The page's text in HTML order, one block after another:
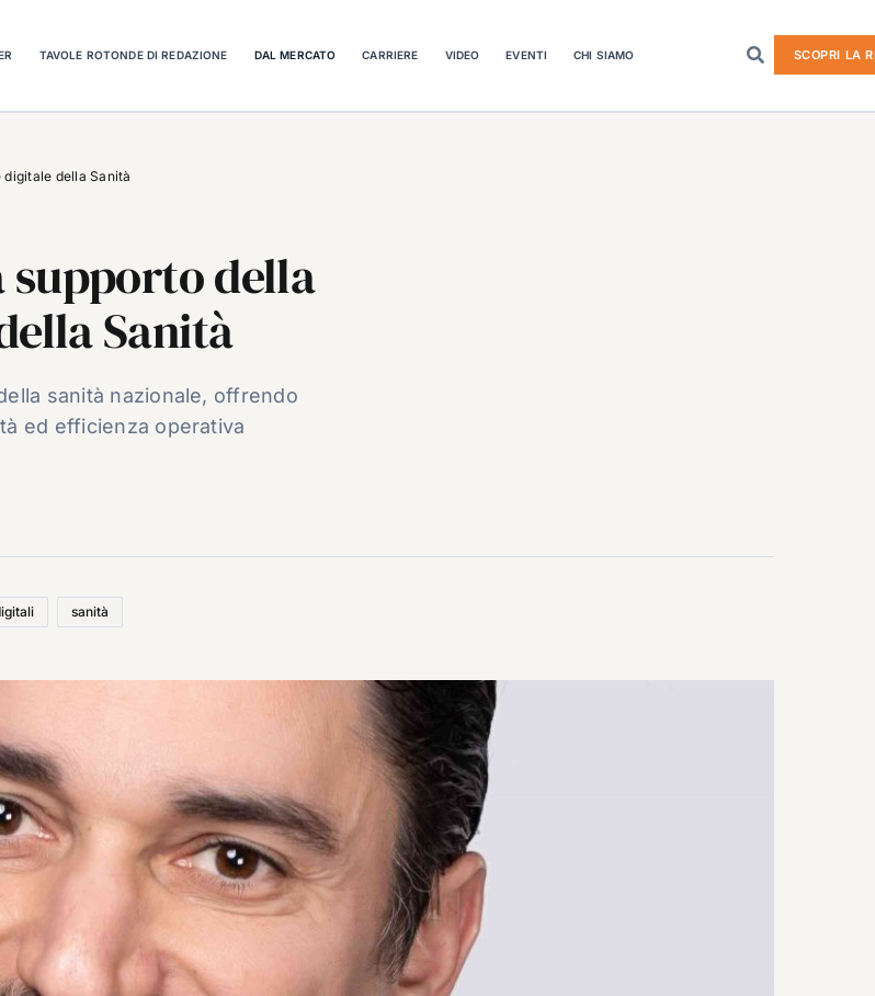
TAVOLE ROTONDE DI REDAZIONE DAL MERCATO CARRIERE VIDEO EVENTI CHI SIAMO SCOPRI LA
della Sanità
della
Sanità
sanità nazionale, offrendo
ed efficienza operativa
sanità